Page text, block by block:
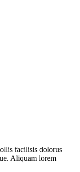
facilisis dolorus
Aliquam lorem